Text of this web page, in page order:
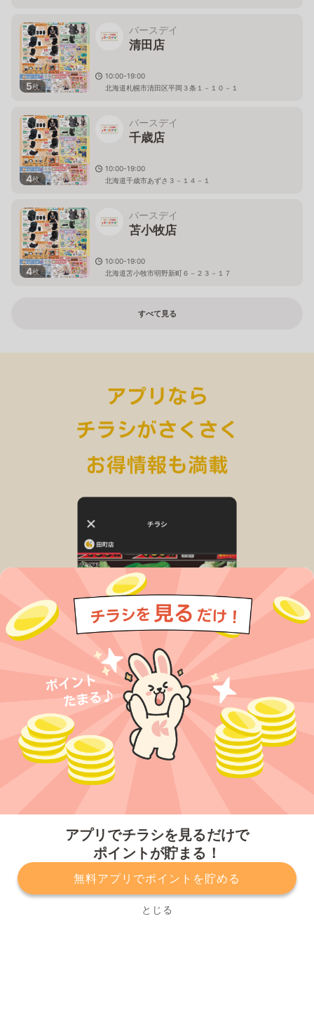
アプリでチラシを見るだけで
ポイントが貯まる！
無料アプリでポイントを貯める
とじる
5枚
バースデイ
清田店
10:00-19:00
北海道札幌市清田区平岡３条１－１０－１
4枚
バースデイ
千歳店
10:00-19:00
北海道千歳市あずさ３－１４－１
4枚
バースデイ
苫小牧店
10:00-19:00
北海道苫小牧市明野新町６－２３－１７
すべて見る
プライバシーポリシー 利用規約
運営会社
サービスに関してのお問い合わせ